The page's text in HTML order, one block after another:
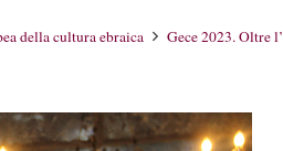
della cultura ebraica Gece 2023. Oltre